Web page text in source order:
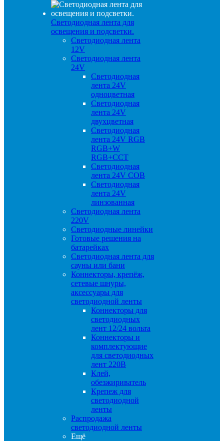
Светодиодная лента для
освещения и подсветки.
Светодиодная лента
12V
Светодиодная лента
24V
Светодиодная
лента 24V
одноцветная
Светодиодная
лента 24V
двухцветная
Светодиодная
лента 24V RGB
RGB+W
RGB+CCT
Светодиодная
лента 24V COB
Светодиодная
лента 24V
линзованная
Светодиодная лента
220V
Светодиодные линейки
Готовые решения на
батарейках
Светодиодная лента для
сауны или бани
Коннекторы, крепёж,
сетевые шнуры,
аксессуары для
светодиодной ленты
Коннекторы для
светодиодных
лент 12/24 вольта
Коннекторы и
комплектующие
для светодиодных
лент 220В
Клей,
обезжириватель
Крепеж для
светодиодной
ленты
Распродажа
светодиодной ленты
Ещё